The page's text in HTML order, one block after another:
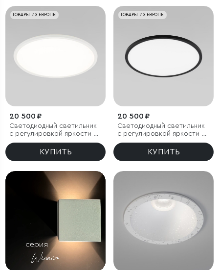
ТОВАРЫ ИЗ ЕВРОПЫ
20 500 ₽
Светодиодный светильник
с регулировкой яркости и
цветовой температуры
(3000/4000/6000К) IP54
КУПИТЬ
ТОВАРЫ ИЗ ЕВРОПЫ
20 500 ₽
Светодиодный светильник
с регулировкой яркости и
цветовой температуры
КУПИТЬ